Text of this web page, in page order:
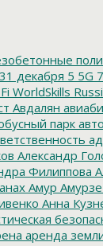
31 декабря 5 5G
WorldSkills
Авдалян
парк
Александр
Филиппова
Амур
Анна
аренда